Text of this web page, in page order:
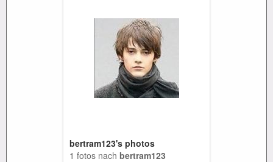
bertram123's photos
1 fotos nach bertram123